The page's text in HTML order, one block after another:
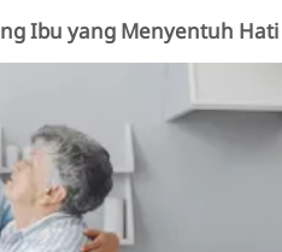
Ibu yang Menyentuh Hati